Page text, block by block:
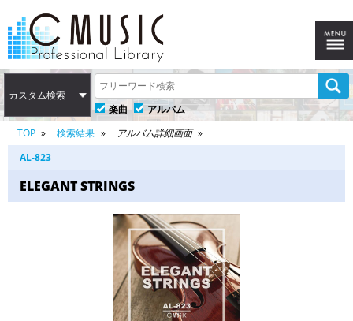
カスタム検索
楽曲
アルバム
TOP
検索結果
アルバム詳細画面
AL-823
ELEGANT STRINGS